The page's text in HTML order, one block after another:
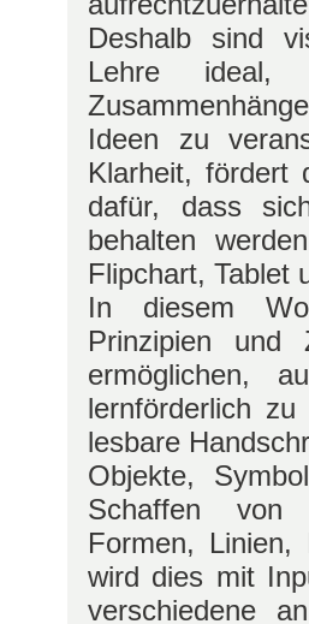
Deshalb sind
Lehre ideal,
Ideen zu
Klarheit, fördert
dafür, dass
behalten
Flipchart, Tablet
In diesem
Prinzipien und
ermöglichen,
lernförderlich
lesbare
Objekte,
Schaffen von
Formen, Linien,
wird dies mit
verschiedene